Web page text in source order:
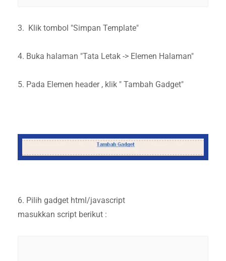
3. Klik tombol "Simpan Template"
4. Buka halaman "Tata Letak -> Elemen Halaman"
5. Pada Elemen header , klik " Tambah Gadget"
6. Pilih gadget html/javascript
masukkan script berikut :